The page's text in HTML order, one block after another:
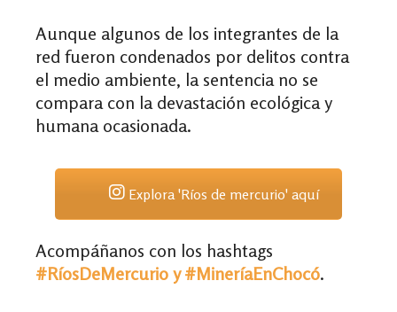
Aunque algunos de los integrantes de la
red fueron condenados por delitos contra
el medio ambiente, la sentencia no se
compara con la devastación ecológica y
humana ocasionada.
Explora 'Ríos de mercurio' aquí
Acompáñanos con los hashtags
#RíosDeMercurio y #MineríaEnChocó.